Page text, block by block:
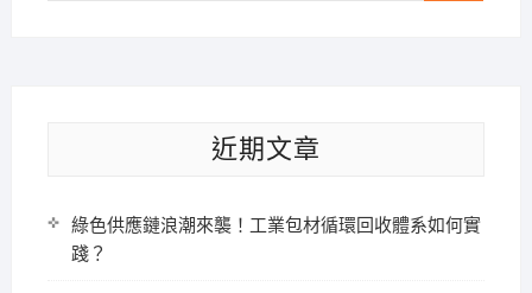
近期文章
綠色供應鏈浪潮來襲！工業包材循環回收體系如何實
踐？